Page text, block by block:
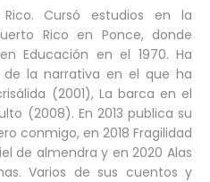
Cursó estudios en la
Rico en Ponce, donde
Educación en el 1970. Ha
la narrativa en el que ha
(2001), La barca en el
(2008). En 2013 publica su
conmigo, en 2018 Fragilidad
de almendra y en 2020 Alas
Varios de sus cuentos y